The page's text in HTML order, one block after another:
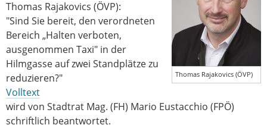
Thomas Rajakovics (ÖVP)
Thomas Rajakovics (ÖVP):
"Sind Sie bereit, den verordneten
Bereich „Halten verboten,
ausgenommen Taxi" in der
Hilmgasse auf zwei Standplätze zu
reduzieren?"
Volltext
wird von Stadtrat Mag. (FH) Mario Eustacchio (FPÖ)
schriftlich beantwortet.